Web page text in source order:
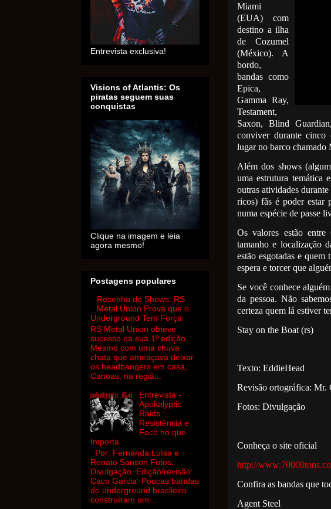
Miami
(EUA) com
destino a ilha
de Cozumel
(México). A
bordo,
bandas como
Epica,
Gamma Ray,
Testament,
Saxon, Blind
conviver durante cinco
lugar no barco chamado
Além dos shows
uma estrutura temática
outras atividades
ricos) fãs é poder estar
numa espécie de passe
Os valores estão
tamanho e localização
estão esgotadas e
espera e torcer que
Se você conhece
da pessoa. Não
certeza quem lá estiver
Stay on the Boat (rs)
Texto: EddieHead
Revisão ortográfica: Mr.
Fotos: Divulgação
Conheça o site oficial
http://
Confira as bandas que
Agent Steel
Entrevista exclusiva!
Visions of Atlantis: Os
piratas seguem suas
conquistas
Clique na imagem e leia
agora mesmo!
Postagens populares
Resenha de Shows: RS
Metal Union Prova que o
Underground Tem Força
RS Metal Union obteve
sucesso na sua 1º edição
Mesmo com uma chuva
chata que ameaçava deixar
os headbangers em casa,
Canoas, na regiã...
Entrevista -
Apokalyptic
Raids :
Resistência e
Foco no que
Importa
Por: Fernanda Luísa e
Renato Sanson Fotos:
Divulgação Edição/revisão:
Caco Garcia Poucas bandas
do underground brasileiro
construíram um...